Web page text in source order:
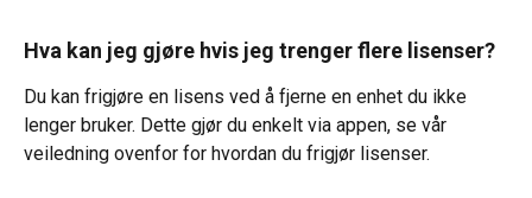
Hva kan jeg gjøre hvis jeg trenger flere lisenser?
Du kan frigjøre en lisens ved å fjerne en enhet du ikke
lenger bruker. Dette gjør du enkelt via appen, se vår
veiledning ovenfor for hvordan du frigjør lisenser.